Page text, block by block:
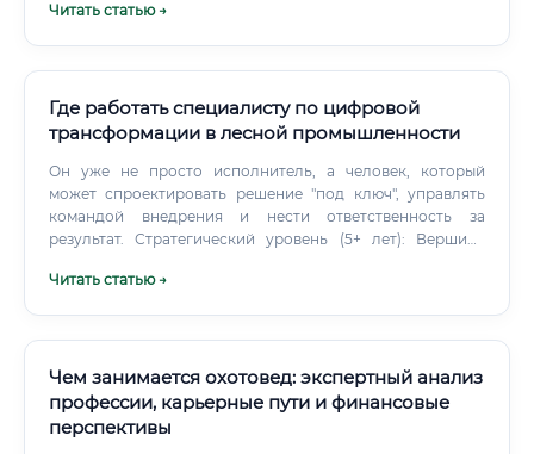
дела. Реставраторы мебели, работающие на дизайн-
Читать статью →
Где работать специалисту по цифровой
трансформации в лесной промышленности
Он уже не просто исполнитель, а человек, который
может спроектировать решение "под ключ", управлять
командой внедрения и нести ответственность за
результат. Стратегический уровень (5+ лет): Вершина
цифровой трансформации или CDTO. Это топ-
Читать статью →
Чем занимается охотовед: экспертный анализ
профессии, карьерные пути и финансовые
перспективы